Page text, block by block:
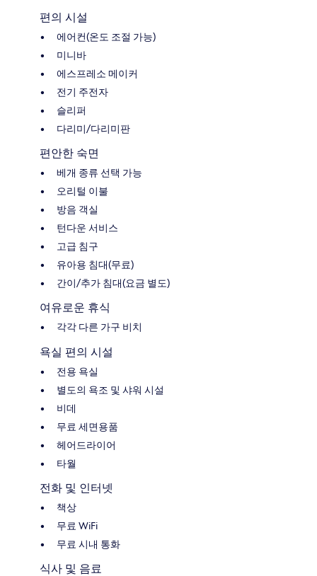
편의 시설
에어컨(온도 조절 가능)
미니바
에스프레소 메이커
전기 주전자
슬리퍼
다리미/다리미판
편안한 숙면
베개 종류 선택 가능
오리털 이불
방음 객실
턴다운 서비스
고급 침구
유아용 침대(무료)
간이/추가 침대(요금 별도)
여유로운 휴식
각각 다른 가구 비치
욕실 편의 시설
전용 욕실
별도의 욕조 및 샤워 시설
비데
무료 세면용품
헤어드라이어
타월
전화 및 인터넷
책상
무료 WiFi
무료 시내 통화
식사 및 음료